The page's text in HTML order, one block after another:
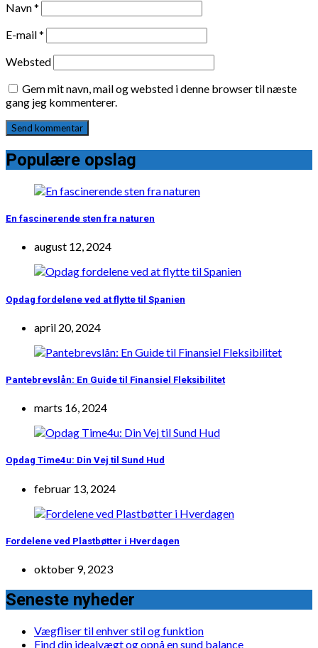
Navn*
E-mail*
Websted
Gem mit navn, mail og websted i denne browser til næste
gang jeg kommenterer.
Populære opslag
En fascinerende sten fra naturen
august 12, 2024
Opdag fordelene ved at flytte til Spanien
april 20, 2024
Pantebrevslån: En Guide til Finansiel Fleksibilitet
marts 16, 2024
Opdag Time4u: Din Vej til Sund Hud
februar 13, 2024
Fordelene ved Plastbøtter i Hverdagen
oktober 9, 2023
Seneste nyheder
Vægfliser til enhver stil og funktion
Find din idealvægt og opnå en sund balance